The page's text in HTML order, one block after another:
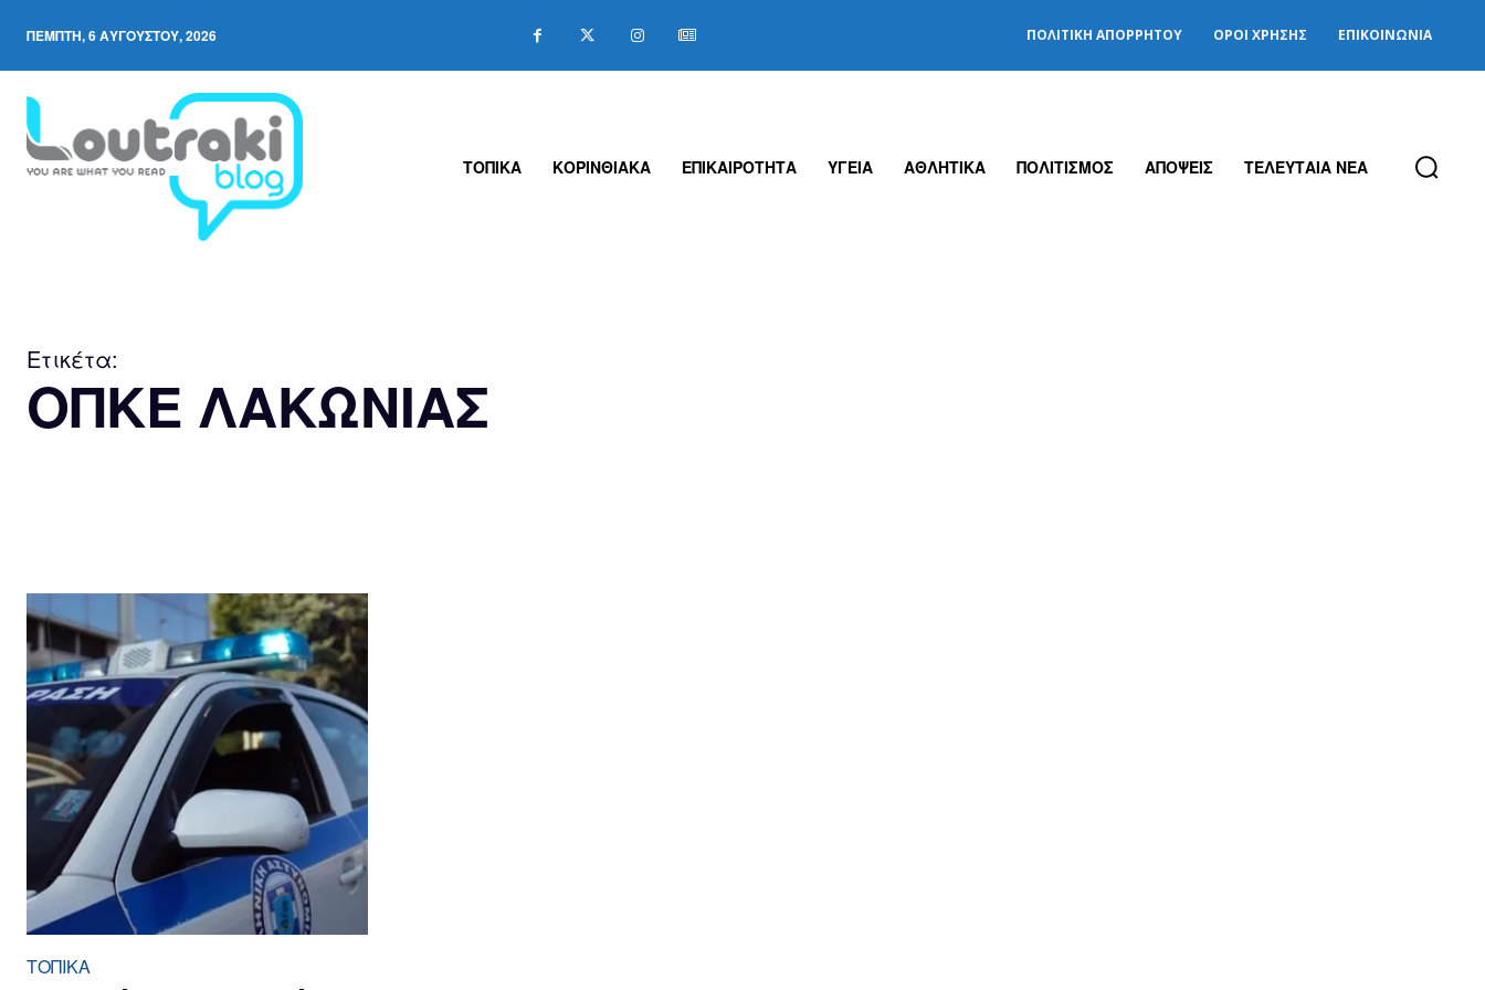
ΠΈΜΠΤΗ, 6 ΑΥΓΟΎΣΤΟΥ, 2026 ΠΟΛΙΤΙΚΉ ΑΠΟΡΡΉΤΟΥ ΌΡΟΙ ΧΡΉΣΗΣ ΕΠΙΚΟΙΝΩΝΊΑ
ΤΟΠΙΚΑ ΚΟΡΙΝΘΙΑΚΑ ΕΠΙΚΑΙΡΟΤΗΤΑ ΥΓΕΙΑ ΑΘΛΗΤΙΚΑ ΠΟΛΙΤΙΣΜΟΣ ΑΠΟΨΕΙΣ ΤΕΛΕΥΤΑΙΑ ΝΕΑ
Ετικέτα:
ΟΠΚΕ ΛΑΚΩΝΙΑΣ
ΤΟΠΙΚΑ